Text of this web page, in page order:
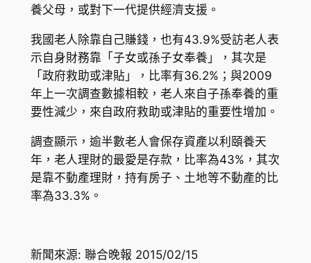
養父母，或對下一代提供經濟支援。
我國老人除靠自己賺錢，也有43.9%受訪老人表
示自身財務靠「子女或孫子女奉養」，其次是
「政府救助或津貼」，比率有36.2%；與2009
年上一次調查數據相較，老人來自子孫奉養的重
要性減少，來自政府救助或津貼的重要性增加。
調查顯示，逾半數老人會保存資產以利頤養天
年，老人理財的最愛是存款，比率為43%，其次
是靠不動產理財，持有房子、土地等不動產的比
率為33.3%。
新聞來源: 聯合晚報 2015/02/15